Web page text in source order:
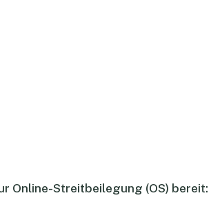
Online-Streitbeilegung (OS) bereit: